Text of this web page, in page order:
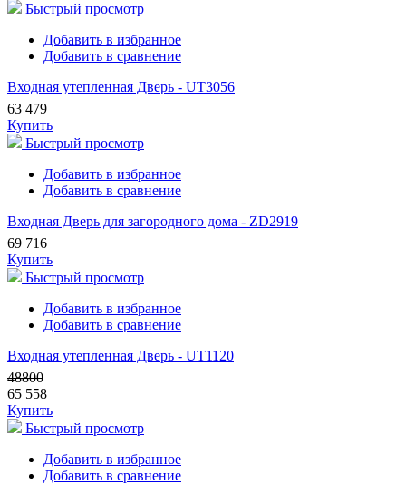
Быстрый просмотр
Добавить в избранное
Добавить в сравнение
Входная утепленная Дверь - UT3056
63 479
Купить
Быстрый просмотр
Добавить в избранное
Добавить в сравнение
Входная Дверь для загородного дома - ZD2919
69 716
Купить
Быстрый просмотр
Добавить в избранное
Добавить в сравнение
Входная утепленная Дверь - UT1120
48800
65 558
Купить
Быстрый просмотр
Добавить в избранное
Добавить в сравнение